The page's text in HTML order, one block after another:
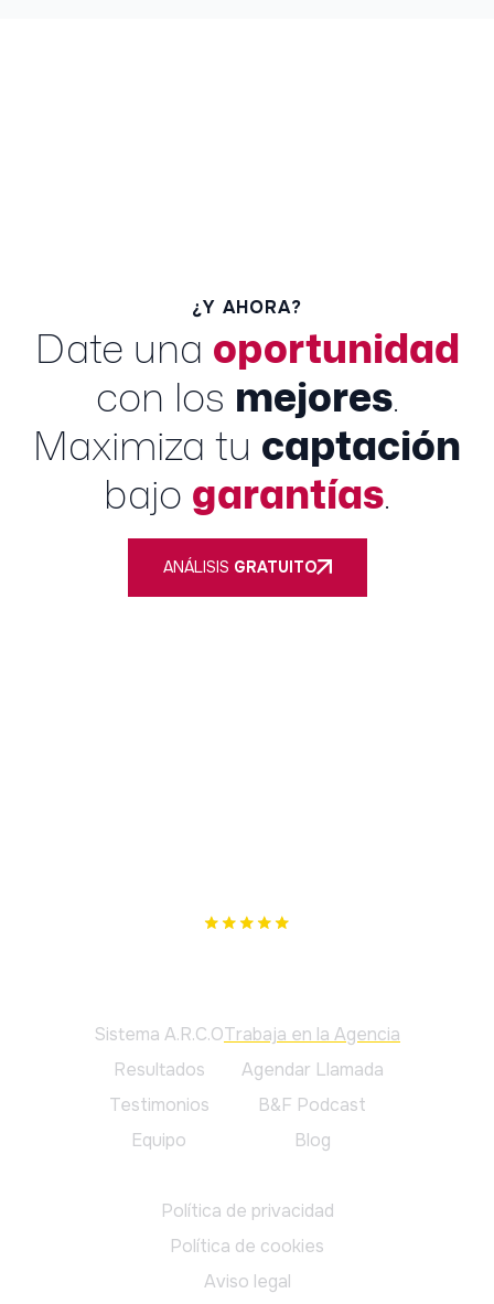
¿Y AHORA?
Date una oportunidad
con los mejores.
Maximiza tu captación
bajo garantías.
ANÁLISIS GRATUITO
Sistema A.R.C.O
Resultados
Testimonios
Equipo
Trabaja en la Agencia
Agendar Llamada
B&F Podcast
Blog
Política de privacidad
Política de cookies
Aviso legal